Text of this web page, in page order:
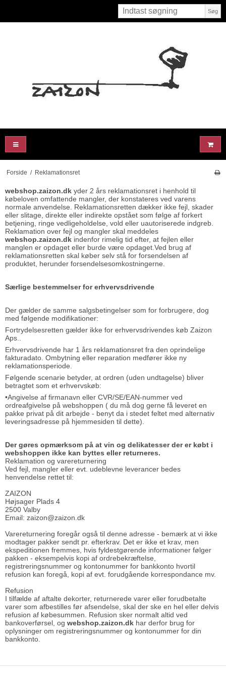
Søg
Forside / Reklamationsret
webshop.zaizon.dk yder 2 års reklamationsret i henhold til
købeloven omfattende mangler, der konstateres ved varens
normale anvendelse. Reklamationsretten dækker ikke fejl, skader
eller slitage, direkte eller indirekte opstået som følge af forkert
betjening, ringe vedligeholdelse, vold eller uautoriserede indgreb.
Reklamation over fejl og mangler skal meddeles
webshop.zaizon.dk indenfor rimelig tid efter, at fejlen eller
manglen er opdaget eller burde være opdaget.Ved brug af
reklamationsretten skal køber selv stå for forsendelsen af
produktet, herunder forsendelsesomkostningerne.
Særlige bestemmelser for erhvervsdrivende
Der gælder de samme salgsbetingelser som for forbrugere, dog
med følgende modifikationer:
Fortrydelsesretten gælder ikke for erhvervsdrivendes køb Zaizon
Aps..
Erhvervsdrivende har 1 års reklamationsret fra den oprindelige
fakturadato. Ombytning eller reparation medfører ikke ny
reklamationsperiode.
Følgende scenarie betyder, at ordren (uden undtagelse) bliver
betragtet som et erhvervskøb:
•Angivelse af firmanavn eller CVR/SE/EAN-nummer ved
ordreafgivelse på webshoppen ( du må dog gerne få leveret en
pakke privat på dit arbejde - benyt da i stedet feltet med alternativ
leveringsadresse på hjemmesiden til dette).
Der gøres opmærksom på at vin og delikatesser der er købt i
webshoppen ikke kan byttes eller returneres.
Reklamation og varereturnering
Ved fejl, mangler eller evt. udeblevne leverancer bedes
henvendelse rettet til:
ZAIZON
Højsager Plads 4
2500 Valby
Email: zaizon@zaizon.dk
Varereturnering foregår også til denne adresse - bemærk at vi ikke
modtager pakker sendt pr. efterkrav. Det er ikke et krav, men
ekspeditionen fremmes, hvis fyldestgørende informationer følger
pakken - eksempelvis kopi af ordrebekræftelse,
registreringsnummer og kontonummer for bankkonto hvortil
refusion kan foregå, kopi af evt. forudgående korrespondance mv.
Refusion
I tilfælde af aftalte dekorter, returnerede varer eller forudbetalte
varer som afbestilles før afsendelse, skal der ske en hel eller delvis
refusion af købesummen. Refusion sker normalt altid ved
bankoverførsel, og webshop.zaizon.dk har derfor brug for
oplysninger om registreringsnummer og kontonummer for din
bankkonto.